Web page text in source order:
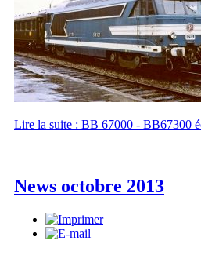
Lire la suite : BB 67000 - BB67300
News octobre 2013